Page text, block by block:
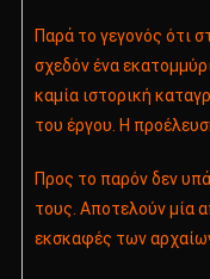
Παρά το γεγονός ότι
σχεδόν ένα
καμία ιστορική
του έργου. Η
Προς το παρόν δεν
τους. Αποτελούν μία
εκσκαφές των